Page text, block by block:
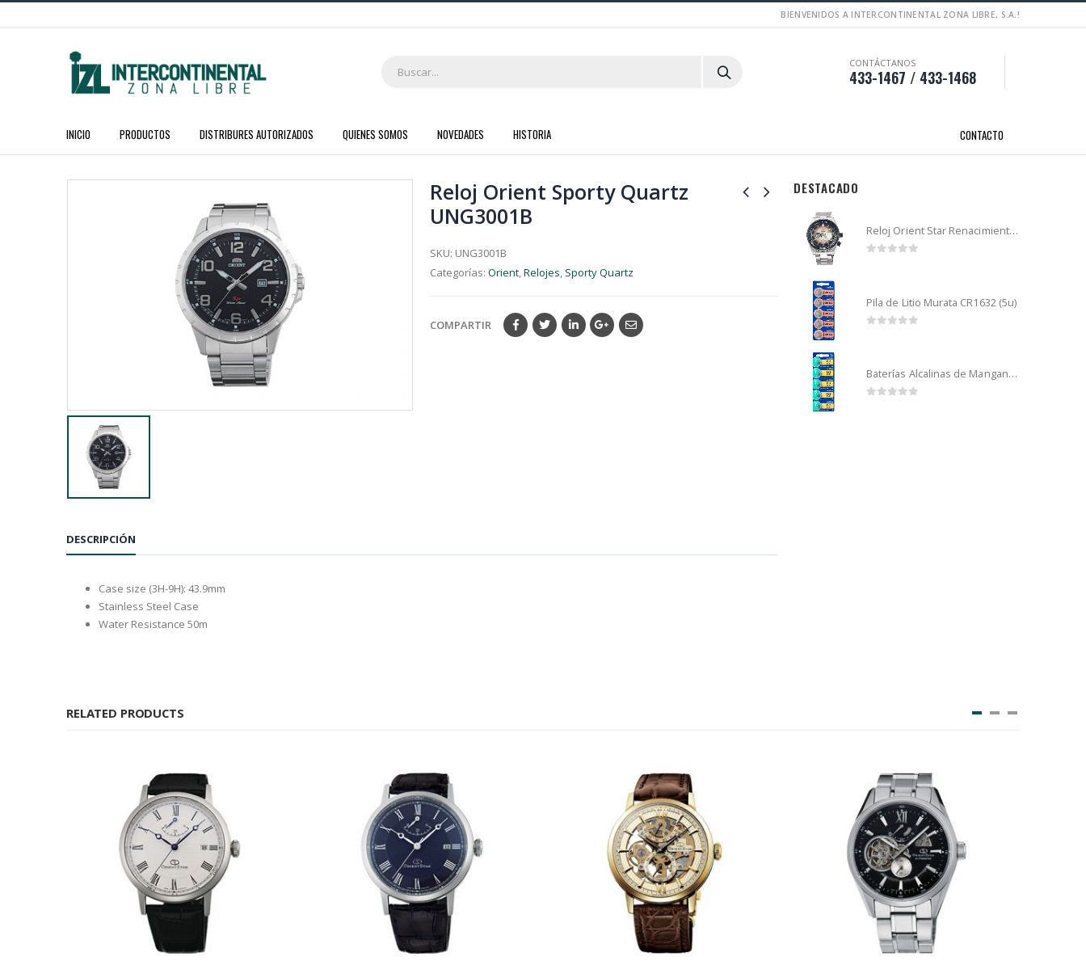
BIENVENIDOS A INTERCONTINENTAL ZONA LIBRE, S.A.!
CONTÁCTANOS
433-1467 / 433-1468
INICIO PRODUCTOS DISTRIBURES AUTORIZADOS QUIENES SOMOS NOVEDADES HISTORIA CONTACTO
Reloj Orient Sporty Quartz
UNG3001B
SKU: UNG3001B
Categorías: Orient,Relojes, Sporty Quartz
COMPARTIR
DESCRIPCIÓN
Case size (3H-9H): 43.9mm
Stainless Steel Case
Water Resistance 50m
DESTACADO
Reloj Orient Star Renacimiento mecánico - Retro Future Guitar - RA-AR0303G
Pila de Litio Murata CR1632 (5u)
Baterías Alcalinas de Manganeso Murata 192 (5u)
RELATED PRODUCTS